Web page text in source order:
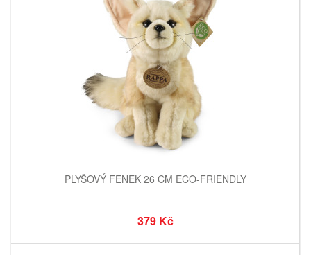
PLYŠOVÝ FENEK 26 CM ECO-FRIENDLY
379 Kč